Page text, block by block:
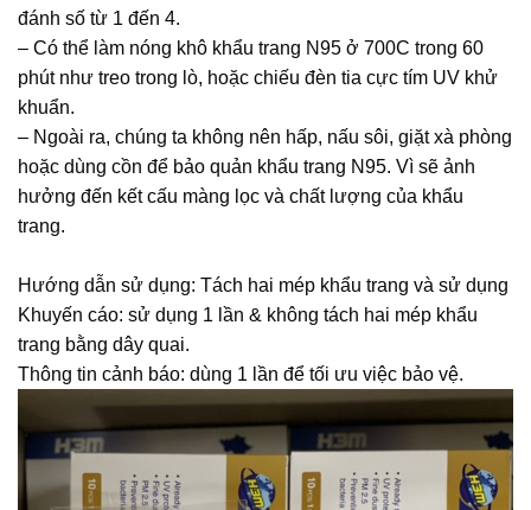
đánh số từ 1 đến 4.
– Có thể làm nóng khô khẩu trang N95 ở 700C trong 60
phút như treo trong lò, hoặc chiếu đèn tia cực tím UV khử
khuẩn.
– Ngoài ra, chúng ta không nên hấp, nấu sôi, giặt xà phòng
hoặc dùng cồn để bảo quản khẩu trang N95. Vì sẽ ảnh
hưởng đến kết cấu màng lọc và chất lượng của khẩu
trang.
Hướng dẫn sử dụng: Tách hai mép khẩu trang và sử dụng
Khuyến cáo: sử dụng 1 lần & không tách hai mép khẩu
trang bằng dây quai.
Thông tin cảnh báo: dùng 1 lần để tối ưu việc bảo vệ.